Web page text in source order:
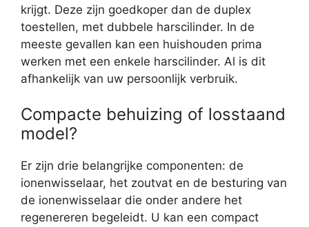
krijgt. Deze zijn goedkoper dan de duplex
toestellen, met dubbele harscilinder. In de
meeste gevallen kan een huishouden prima
werken met een enkele harscilinder. Al is dit
afhankelijk van uw persoonlijk verbruik.
Compacte behuizing of losstaand
model?
Er zijn drie belangrijke componenten: de
ionenwisselaar, het zoutvat en de besturing van
de ionenwisselaar die onder andere het
regenereren begeleidt. U kan een compact